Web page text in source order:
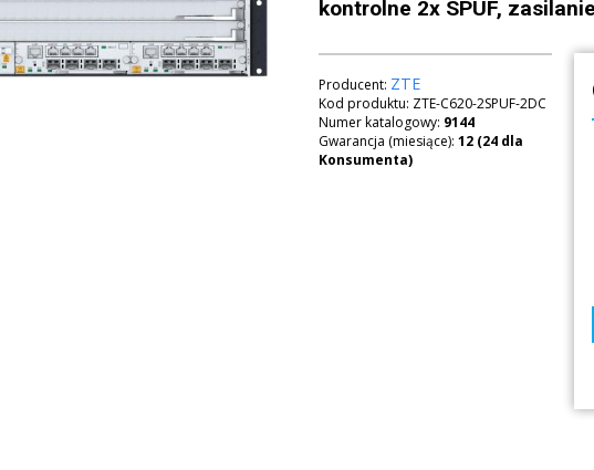
kontrolne 2x SPUF,
Producent: ZTE
Kod produktu: ZTE-C620-2SPUF-2DC
Numer katalogowy: 9144
Gwarancja (miesiące):